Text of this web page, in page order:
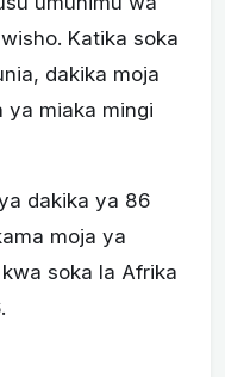
Katika soka
dakika moja
ya miaka mingi
dakika ya 86
moja ya
soka la Afrika